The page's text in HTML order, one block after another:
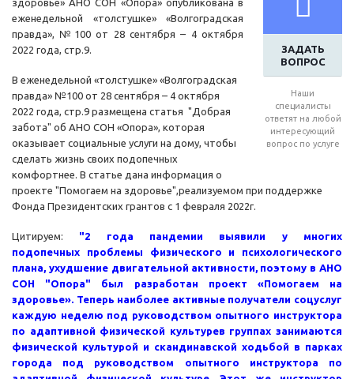
ЗАДАТЬ
ВОПРОС
Наши
специалисты
ответят на любой
интересующий
вопрос по услуге
здоровье» АНО СОН «Опора» опубликована в
еженедельной «толстушке» «Волгоградская
правда», №100 от 28 сентября – 4 октября
2022 года, стр.9.
В еженедельной «толстушке» «Волгоградская
правда» №100 от 28 сентября – 4 октября
2022 года, стр.9 размещена статья "Добрая
забота" об АНО СОН «Опора», которая
оказывает социальные услуги на дому, чтобы
сделать жизнь своих подопечных
комфортнее. В статье дана информация о
проекте "Помогаем на здоровье",реализуемом при поддержке
Фонда Президентских грантов с 1 февраля 2022г.
Цитируем: "2 года пандемии выявили у многих
подопечных проблемы физического и психологического
плана, ухудшение двигательной активности, поэтому в АНО
СОН "Опора" был разработан проект «Помогаем на
здоровье». Теперь наиболее активные получатели соцуслуг
каждую неделю под руководством опытного инструктора
по адаптивной физической культурев группах занимаются
физической культурой и скандинавской ходьбой в парках
города под руководством опытного инструктора по